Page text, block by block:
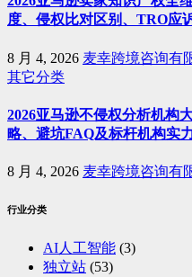
度、侵权比对区别、TRO应
8 月 4, 2026 麦幸跨境咨询有
其它分类
2026亚马逊不侵权分析机构
略、避坑FAQ及标杆机构实
8 月 4, 2026 麦幸跨境咨询有
行业分类
AI人工智能 (3)
独立站 (53)